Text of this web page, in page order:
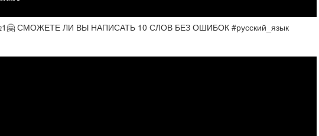
СМОЖЕТЕ ЛИ ВЫ НАПИСАТЬ 10 СЛОВ БЕЗ ОШИБОК #русский_язык